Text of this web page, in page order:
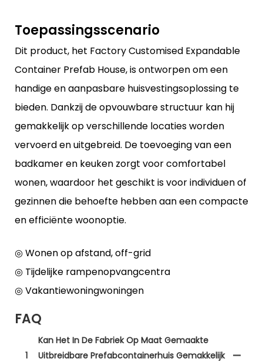
Toepassingsscenario
Dit product, het Factory Customised Expandable
Container Prefab House, is ontworpen om een ​​
handige en aanpasbare huisvestingsoplossing te
bieden. Dankzij de opvouwbare structuur kan hij
gemakkelijk op verschillende locaties worden
vervoerd en uitgebreid. De toevoeging van een
badkamer en keuken zorgt voor comfortabel
wonen, waardoor het geschikt is voor individuen of
gezinnen die behoefte hebben aan een compacte
en efficiënte woonoptie.
◎ Wonen op afstand, off-grid
◎ Tijdelijke rampenopvangcentra
◎ Vakantiewoningwoningen
FAQ
1
Kan Het In De Fabriek Op Maat Gemaakte
Uitbreidbare Prefabcontainerhuis Gemakkelijk